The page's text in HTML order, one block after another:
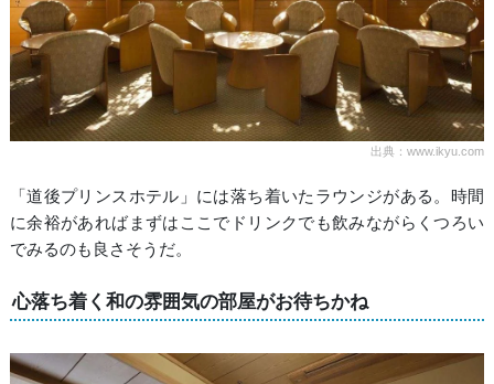
出典：www.ikyu.com
「道後プリンスホテル」には落ち着いたラウンジがある。時間
に余裕があればまずはここでドリンクでも飲みながらくつろい
でみるのも良さそうだ。
心落ち着く和の雰囲気の部屋がお待ちかね